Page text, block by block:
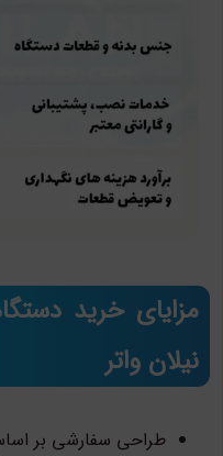
مزایای خرید
نیلان واتر
طراحی سفارشی بر